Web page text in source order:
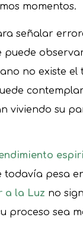
momentos.
señalar
no existe el
viviendo su
pesa
a la Luz no
proceso sea